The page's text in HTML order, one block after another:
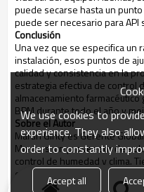
puede secarse hasta un
puede ser necesario para API
Conclusión
Una vez que se especifica un
instalación, esos puntos de
calidad y consistencia en la
estrategia efectiva de control
almacenamiento
BPM durante todo el año y
Sobre el Autor
Martin Ginty es Gerente
Munters, un proveedor de
control de humedad y clima.
en la implementación de
climatización a nivel nacional
We use cookies to
experience. They also
order to constantly
Accept all